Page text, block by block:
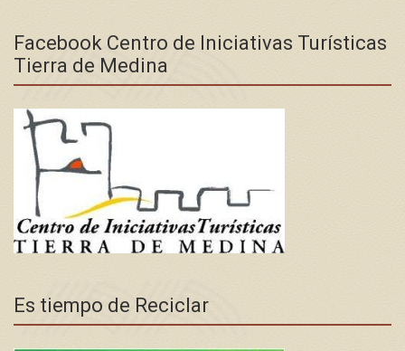
Facebook Centro de Iniciativas Turísticas
Tierra de Medina
Es tiempo de Reciclar